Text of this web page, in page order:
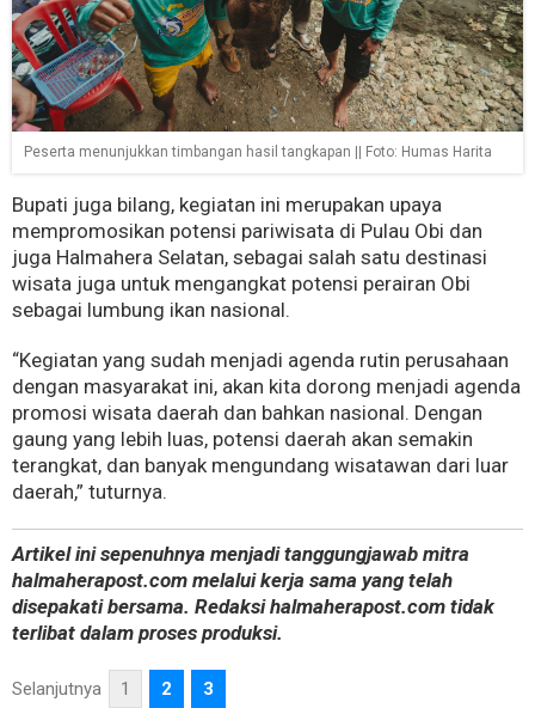
Peserta menunjukkan timbangan hasil tangkapan || Foto: Humas Harita
Bupati juga bilang, kegiatan ini merupakan upaya
mempromosikan potensi pariwisata di Pulau Obi dan
juga Halmahera Selatan, sebagai salah satu destinasi
wisata juga untuk mengangkat potensi perairan Obi
sebagai lumbung ikan nasional.
“Kegiatan yang sudah menjadi agenda rutin perusahaan
dengan masyarakat ini, akan kita dorong menjadi agenda
promosi wisata daerah dan bahkan nasional. Dengan
gaung yang lebih luas, potensi daerah akan semakin
terangkat, dan banyak mengundang wisatawan dari luar
daerah,” tuturnya.
Artikel ini sepenuhnya menjadi tanggungjawab mitra
halmaherapost.com melalui kerja sama yang telah
disepakati bersama. Redaksi halmaherapost.com tidak
terlibat dalam proses produksi.
Selanjutnya 1 2 3